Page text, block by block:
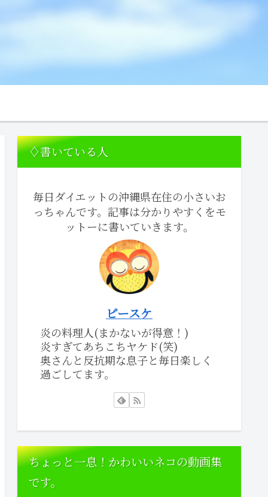
♢書いている人
毎日ダイエットの沖縄県在住の小さいお
っちゃんです。記事は分かりやすくをモ
ットーに書いていきます。
ピースケ
炎の料理人(まかないが得意！)
炎すぎてあちこちヤケド(笑)
奥さんと反抗期な息子と毎日楽しく
過ごしてます。
ちょっと一息！かわいいネコの動画集
です。